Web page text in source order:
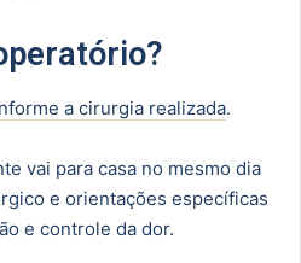
a cirurgia realizada.
vai para casa no mesmo dia
e orientações específicas
e controle da dor.